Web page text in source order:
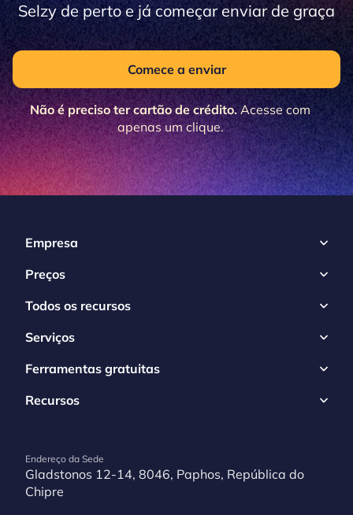
Selzy de perto e já começar enviar de graça
Comece a enviar
Não é preciso ter cartão de crédito.Acesse com
apenas um clique.
Empresa
Preços
Todos os recursos
Serviços
Ferramentas gratuitas
Recursos
Endereço da Sede
Gladstonos 12-14, 8046, Paphos, República do
Chipre